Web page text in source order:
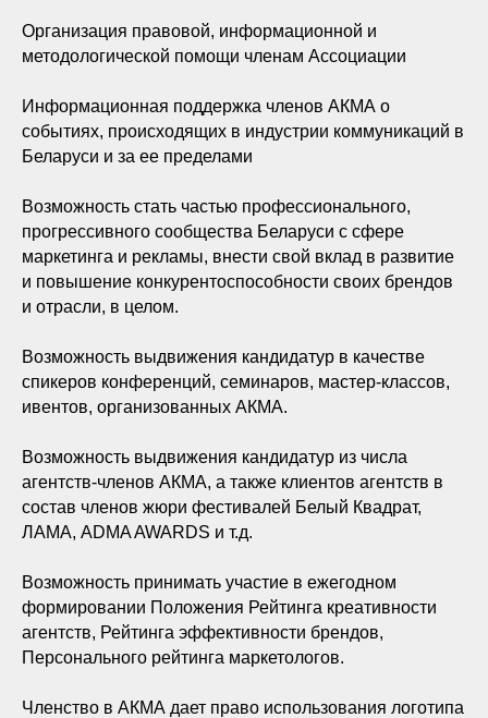
Организация правовой, информационной и
методологической помощи членам Ассоциации
Информационная поддержка членов АКМА о
событиях, происходящих в индустрии коммуникаций в
Беларуси и за ее пределами
Возможность стать частью профессионального,
прогрессивного сообщества Беларуси с сфере
маркетинга и рекламы, внести свой вклад в развитие
и повышение конкурентоспособности своих брендов
и отрасли, в целом.
Возможность выдвижения кандидатур в качестве
спикеров конференций, семинаров, мастер-классов,
ивентов, организованных АКМА.
Возможность выдвижения кандидатур из числа
агентств-членов АКМА, а также клиентов агентств в
состав членов жюри фестивалей Белый Квадрат,
ЛАМА, ADMA AWARDS и т.д.
Возможность принимать участие в ежегодном
формировании Положения Рейтинга креативности
агентств, Рейтинга эффективности брендов,
Персонального рейтинга маркетологов.
Членство в АКМА дает право использования логотипа